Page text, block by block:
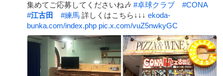
集めてご応募してくださいね🎶 #卓球クラブ #CONA
#江古田 #練馬 詳しくはこちら↓↓↓ ekoda-
bunka.com/index.php pic.x.com/vuZ5nwkyGC